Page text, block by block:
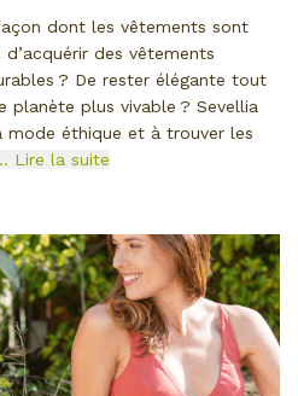
dont les vêtements sont
des vêtements
? De rester élégante tout
planète plus vivable ? Sevellia
mode éthique et à trouver les
Lire la suite